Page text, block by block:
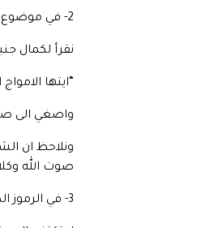
2- في موضوع الحوار مع الطبيعة:
نقرأ لكمال
“ايتها
واصغي الى
ونلاحظ ان
صوت الله
3- في الرموز الدينية: